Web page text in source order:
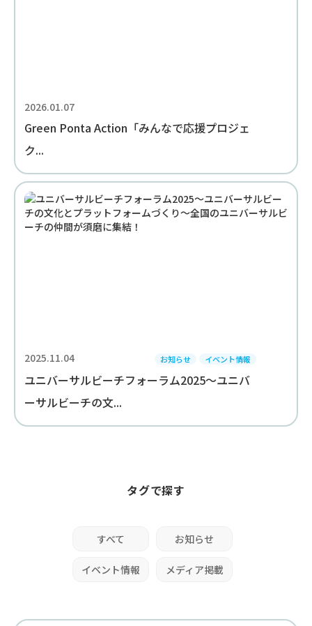
2026.01.07
Green Ponta Action「みんなで応援プロジェ
ク...
2025.11.04 お知らせ イベント情報
ユニバーサルビーチフォーラム2025～ユニバ
ーサルビーチの文...
タグで探す
すべて お知らせ
イベント情報 メディア掲載